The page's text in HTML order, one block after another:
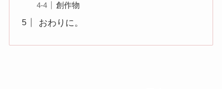
創作物
おわりに。